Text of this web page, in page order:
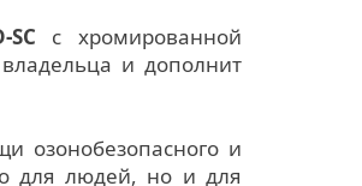
SC с хромированной
и дополнит
озонобезопасного и
для людей, но и для